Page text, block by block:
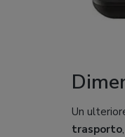
Un
trasporto